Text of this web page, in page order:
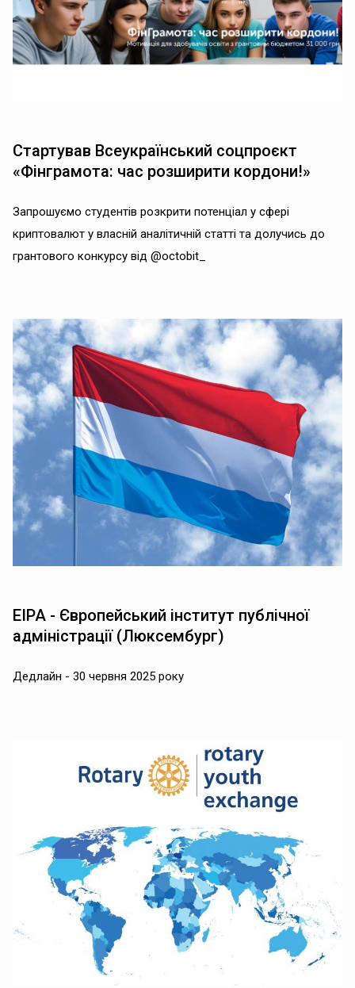
Стартував Всеукраїнський соцпроєкт
«Фінграмота: час розширити кордони!»
Запрошуємо студентів розкрити потенціал у сфері
криптовалют у власній аналітичній статті та долучись до
грантового конкурсу від @octobit_
EIPA - Європейський інститут публічної
адміністрації (Люксембург)
Дедлайн - 30 червня 2025 року